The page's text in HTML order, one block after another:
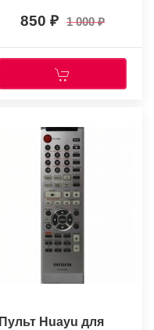
850 1 000
Пульт Huayu для